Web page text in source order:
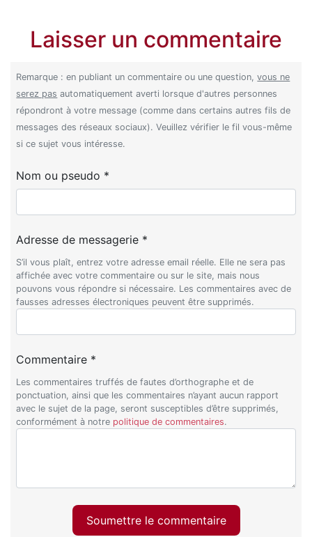
Laisser un commentaire
Remarque : en publiant un commentaire ou une question,vous ne
serez pas automatiquement averti lorsque d'autres personnes
répondront à votre message (comme dans certains autres fils de
messages des réseaux sociaux). Veuillez vérifier le fil vous-même
si ce sujet vous intéresse.
Nom ou pseudo *
Adresse de messagerie *
S’il vous plaît, entrez votre adresse email réelle. Elle ne sera pas
affichée avec votre commentaire ou sur le site, mais nous
pouvons vous répondre si nécessaire. Les commentaires avec de
fausses adresses électroniques peuvent être supprimés.
Commentaire *
Les commentaires truffés de fautes d’orthographe et de
ponctuation, ainsi que les commentaires n’ayant aucun rapport
avec le sujet de la page, seront susceptibles d’être supprimés,
conformément à notre politique de commentaires.
Soumettre le commentaire